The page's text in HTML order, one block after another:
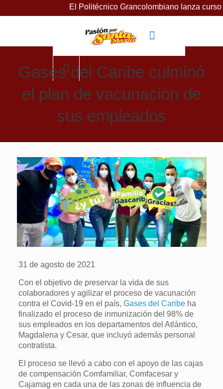
El Politécnico Grancolombiano lanza cursos
Gases del Caribe culminó
el plan de vacunación de
sus empleados
31 de agosto de 2021
Con el objetivo de preservar la vida de sus
colaboradores y agilizar el proceso de vacunación
contra el Covid-19 en el país,Gases del Caribe ha
finalizado el proceso de inmunización del 98% de
sus empleados en los departamentos del Atlántico,
Magdalena y Cesar, que incluyó además personal
contratista.
El proceso se llevó a cabo con el apoyo de las cajas
de compensación Comfamiliar, Comfacesar y
Cajamag en cada una de las zonas de influencia de